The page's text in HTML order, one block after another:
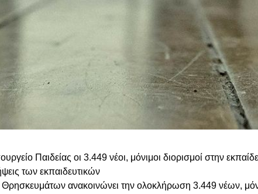
Παιδείας οι 3.449 νέοι, μόνιμοι διορισμοί στην
των εκπαιδευτικών
Θρησκευμάτων ανακοινώνει την ολοκλήρωση 3.449 νέων,